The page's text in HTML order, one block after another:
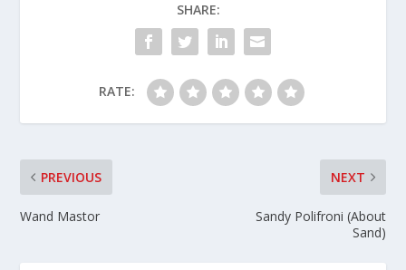
SHARE:
RATE:
PREVIOUS
Wand Mastor
NEXT
Sandy Polifroni (About
Sand)